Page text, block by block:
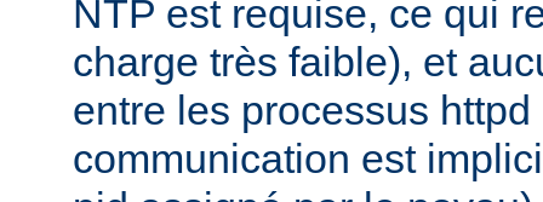
NTP est requise, ce qui
charge très faible), et
entre les processus
communication est